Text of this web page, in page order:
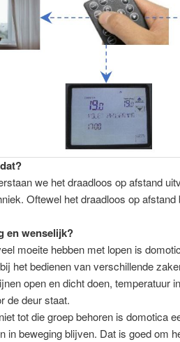
we het draadloos op afstand
Oftewel het draadloos op afstand
en wenselijk?
moeite hebben met lopen is
het bedienen van verschillende
open en dicht doen, temperatuur
de deur staat.
tot die groep behoren is domotica
in beweging blijven. Dat is goed om